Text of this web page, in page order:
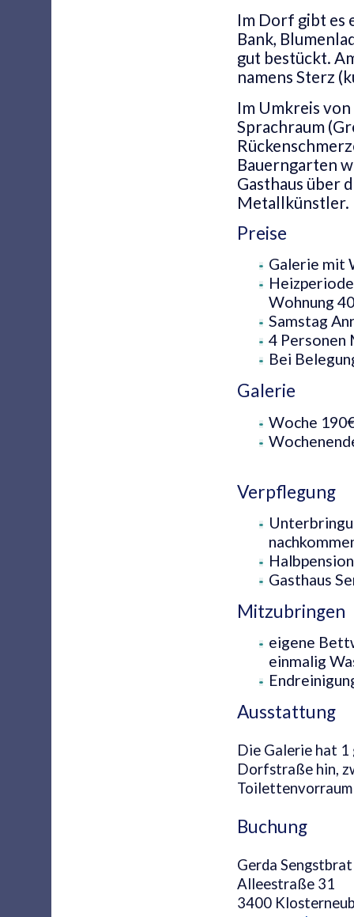
Im Dorf gibt es
Bank,
gut bestückt.
namens Sterz
Im Umkreis
Sprachraum
Bauerngarten
Gasthaus über
Metallkünstler.
Preise
Galerie mit
Wohnung
Samstag
4 Personen
Bei
Galerie
Woche
Verpflegung
Gasthaus
Mitzubringen
eigene
einmalig
Ausstattung
Die Galerie hat 1
Dorfstraße hin,
Buchung
Gerda
Alleestraße 31
3400